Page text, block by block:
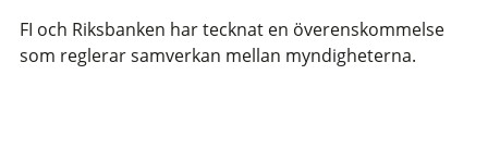
FI och Riksbanken har tecknat en överenskommelse
som reglerar samverkan mellan myndigheterna.